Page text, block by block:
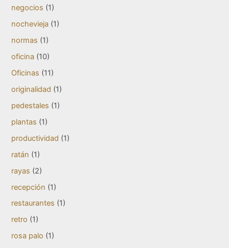
negocios (1)
nochevieja (1)
normas (1)
oficina (10)
Oficinas (11)
originalidad (1)
pedestales (1)
plantas (1)
productividad (1)
ratán (1)
rayas (2)
recepción (1)
restaurantes (1)
retro (1)
rosa palo (1)